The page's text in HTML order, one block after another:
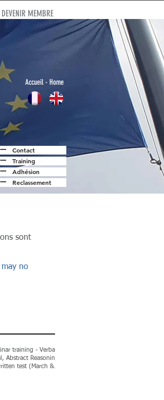
Accueil- Home
Contact
Training
Adhésion
Reclassement
DEVENIR MEMBRE
sont
no
training - Verbal,
Abstract Reasoning
test (March &